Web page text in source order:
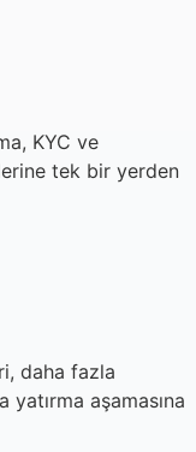
KYC ve
tek bir yerden
daha fazla
yatırma aşamasına